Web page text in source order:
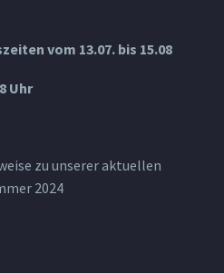
vom 13.07. bis 15.08
Uhr
zu unserer aktuellen
2024